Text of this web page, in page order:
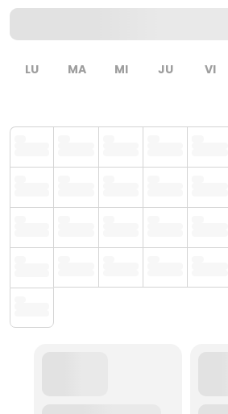
LU MA MI JU VI